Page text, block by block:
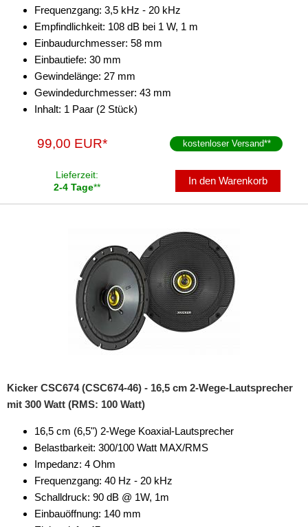
Frequenzgang: 3,5 kHz - 20 kHz
Empfindlichkeit: 108 dB bei 1 W, 1 m
Einbaudurchmesser: 58 mm
Einbautiefe: 30 mm
Gewindelänge: 27 mm
Gewindedurchmesser: 43 mm
Inhalt: 1 Paar (2 Stück)
99,00 EUR* kostenloser Versand**
Lieferzeit:
2-4 Tage**
In den Warenkorb
Kicker CSC674 (CSC674-46) - 16,5 cm 2-Wege-Lautsprecher
mit 300 Watt (RMS: 100 Watt)
16,5 cm (6,5") 2-Wege Koaxial-Lautsprecher
Belastbarkeit: 300/100 Watt MAX/RMS
Impedanz: 4 Ohm
Frequenzgang: 40 Hz - 20 kHz
Schalldruck: 90 dB @ 1W, 1m
Einbauöffnung: 140 mm